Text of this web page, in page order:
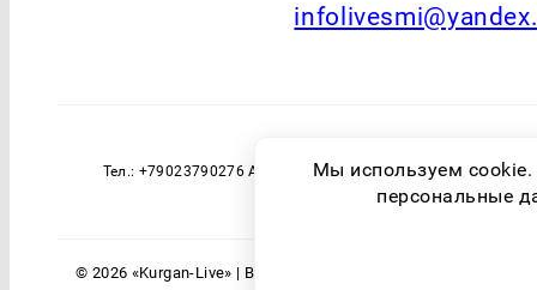
Тел.: +79023790276 Адрес эл. почты:
технологий и
© 2026 «Kurgan-Live» | Все права защищены
Мы используем
персональные